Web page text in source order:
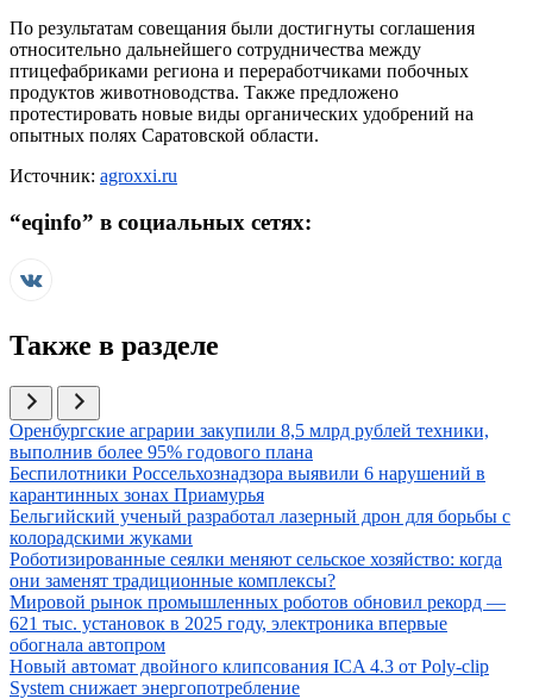
По результатам совещания были достигнуты соглашения
относительно дальнейшего сотрудничества между
птицефабриками региона и переработчиками побочных
продуктов животноводства. Также предложено
протестировать новые виды органических удобрений на
опытных полях Саратовской области.
Источник: agroxxi.ru
“eqinfo” в социальных сетях:
Также в разделе
Иллюстрация новости
Оренбургские аграрии закупили 8,5 млрд рублей техники,
выполнив более 95% годового плана
Иллюстрация новости
Беспилотники Россельхознадзора выявили 6 нарушений в
карантинных зонах Приамурья
Иллюстрация новости
Бельгийский ученый разработал лазерный дрон для борьбы с
колорадскими жуками
Иллюстрация новости
Роботизированные сеялки меняют сельское хозяйство: когда
они заменят традиционные комплексы?
Иллюстрация новости
Мировой рынок промышленных роботов обновил рекорд —
621 тыс. установок в 2025 году, электроника впервые
обогнала автопром
Иллюстрация новости
Новый автомат двойного клипсования ICA 4.3 от Poly-clip
System снижает энергопотребление